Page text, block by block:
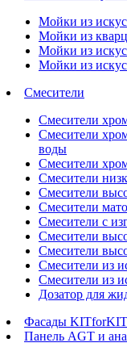
Мойки из
Мойки из
Мойки из
Мойки из
Смесители
Смесители
Смесители
воды
Смесители
Смесители
Смесители
Смесители
Смесители с
Смесители
Смесители
Смесители из
Смесители из
Дозатор для
Фасады
Панель AGT и